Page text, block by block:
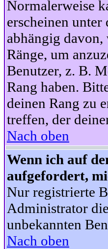
Normalerweise
erscheinen
abhängig
Ränge, um
Benutzer, z. B.
Rang haben.
deinen Rang zu
treffen, der
Nach oben
Wenn ich auf
aufgefordert,
Nur registrierte
Administrator
unbekannten
Nach oben